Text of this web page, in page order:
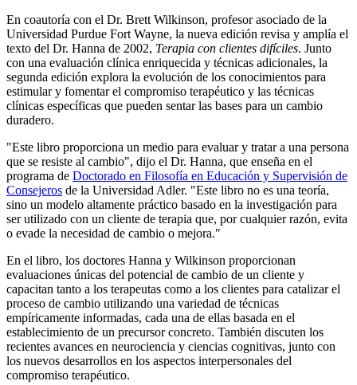
En coautoría con el Dr. Brett Wilkinson, profesor asociado de la
Universidad Purdue Fort Wayne, la nueva edición revisa y amplía el
texto del Dr. Hanna de 2002, Terapia con clientes difíciles. Junto
con una evaluación clínica enriquecida y técnicas adicionales, la
segunda edición explora la evolución de los conocimientos para
estimular y fomentar el compromiso terapéutico y las técnicas
clínicas específicas que pueden sentar las bases para un cambio
duradero.
"Este libro proporciona un medio para evaluar y tratar a una persona
que se resiste al cambio", dijo el Dr. Hanna, que enseña en el
programa de Doctorado en Filosofía en Educación y Supervisión de
Consejeros de la Universidad Adler. "Este libro no es una teoría,
sino un modelo altamente práctico basado en la investigación para
ser utilizado con un cliente de terapia que, por cualquier razón, evita
o evade la necesidad de cambio o mejora."
En el libro, los doctores Hanna y Wilkinson proporcionan
evaluaciones únicas del potencial de cambio de un cliente y
capacitan tanto a los terapeutas como a los clientes para catalizar el
proceso de cambio utilizando una variedad de técnicas
empíricamente informadas, cada una de ellas basada en el
establecimiento de un precursor concreto. También discuten los
recientes avances en neurociencia y ciencias cognitivas, junto con
los nuevos desarrollos en los aspectos interpersonales del
compromiso terapéutico.